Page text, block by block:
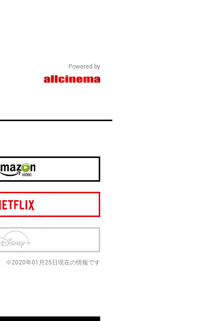
Powered by
※2020年01月25日現在の情報です